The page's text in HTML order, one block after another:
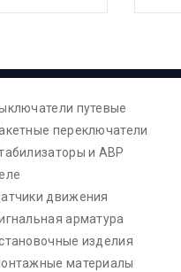
путевые
переключатели
и АВР
движения
арматура
изделия
материалы